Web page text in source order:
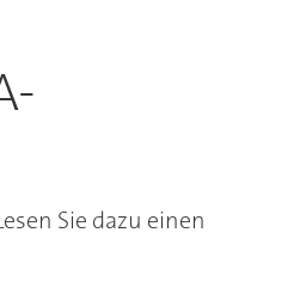
Sie dazu einen